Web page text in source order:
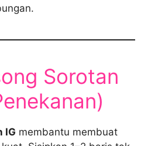
Sorotan
IG membantu membuat